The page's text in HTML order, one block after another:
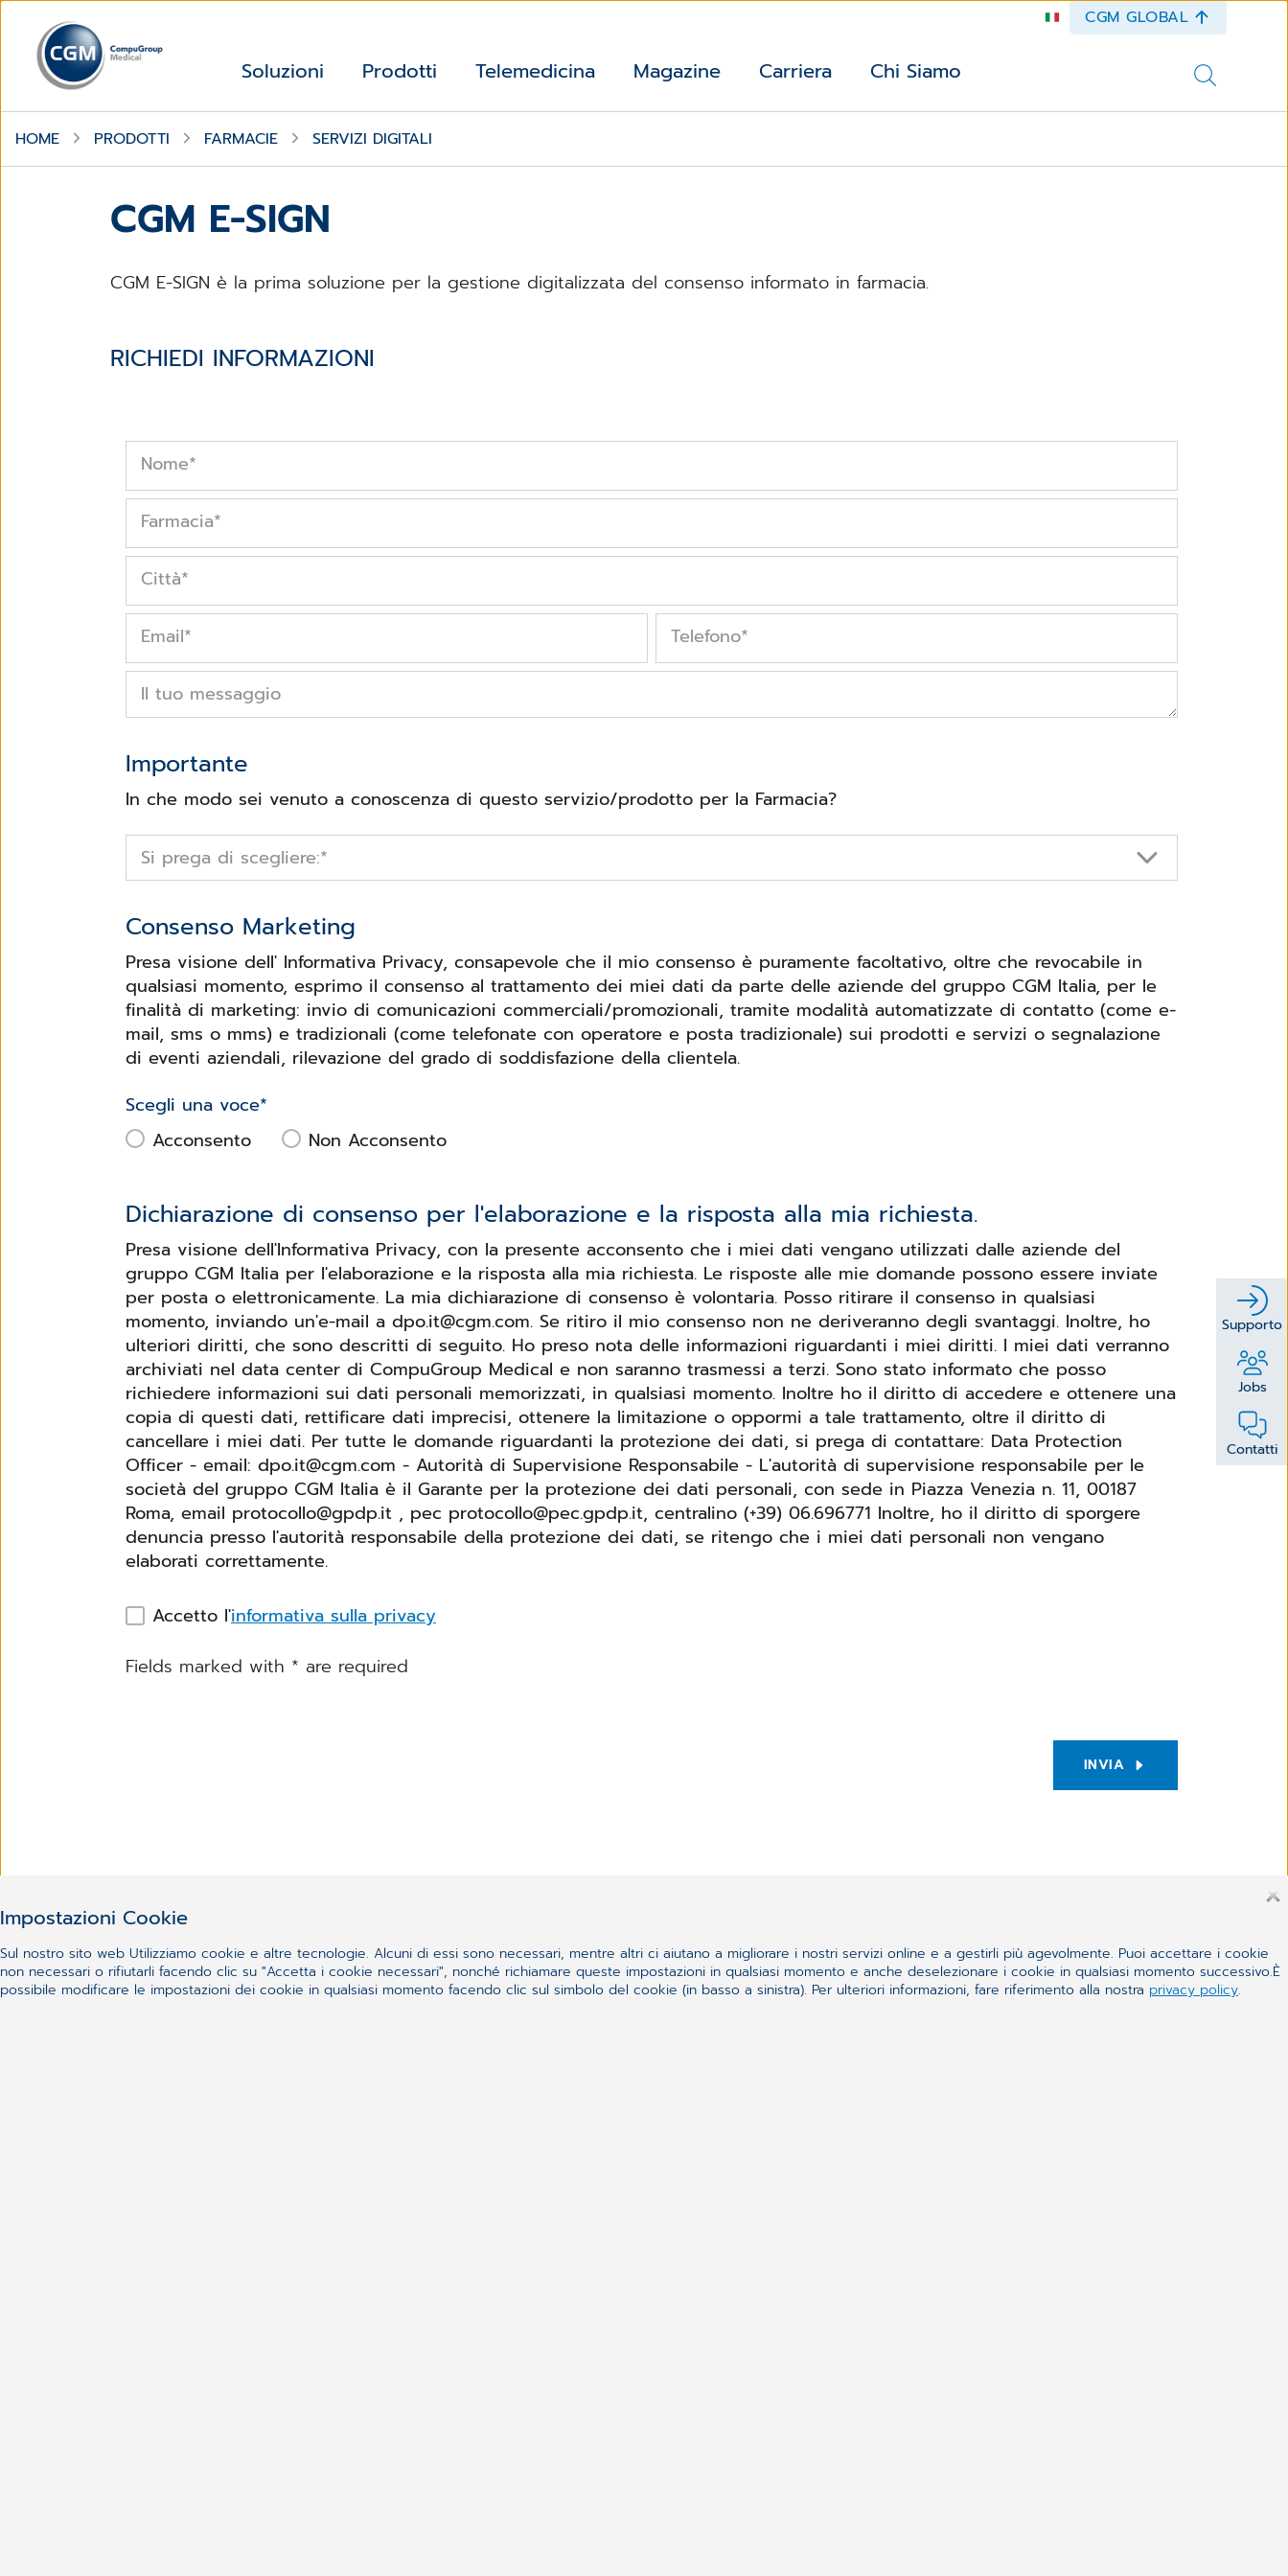
Supporto
Jobs
Contatti
CGM GLOBAL
Soluzioni Prodotti Telemedicina Magazine Carriera Chi Siamo
HOME PRODOTTI FARMACIE SERVIZI DIGITALI
CGM E-SIGN
CGM E-SIGN è la prima soluzione per la gestione digitalizzata del consenso informato in farmacia.
RICHIEDI INFORMAZIONI
Nome*
Farmacia*
Città*
Email* Telefono*
Il tuo messaggio
Importante
In che modo sei venuto a conoscenza di questo servizio/prodotto per la Farmacia?
Si prega di scegliere:*
Consenso Marketing
Presa visione dell' Informativa Privacy, consapevole che il mio consenso è puramente facoltativo, oltre che revocabile in
qualsiasi momento, esprimo il consenso al trattamento dei miei dati da parte delle aziende del gruppo CGM Italia, per le
finalità di marketing: invio di comunicazioni commerciali/promozionali, tramite modalità automatizzate di contatto (come e-
mail, sms o mms) e tradizionali (come telefonate con operatore e posta tradizionale) sui prodotti e servizi o segnalazione
di eventi aziendali, rilevazione del grado di soddisfazione della clientela.
Scegli una voce*
Acconsento
Non Acconsento
Dichiarazione di consenso per l'elaborazione e la risposta alla mia richiesta.
Presa visione dell'Informativa Privacy, con la presente acconsento che i miei dati vengano utilizzati dalle aziende del
gruppo CGM Italia per l'elaborazione e la risposta alla mia richiesta. Le risposte alle mie domande possono essere inviate
per posta o elettronicamente. La mia dichiarazione di consenso è volontaria. Posso ritirare il consenso in qualsiasi
momento, inviando un'e-mail a dpo.it@cgm.com. Se ritiro il mio consenso non ne deriveranno degli svantaggi. Inoltre, ho
ulteriori diritti, che sono descritti di seguito. Ho preso nota delle informazioni riguardanti i miei diritti. I miei dati verranno
archiviati nel data center di CompuGroup Medical e non saranno trasmessi a terzi. Sono stato informato che posso
richiedere informazioni sui dati personali memorizzati, in qualsiasi momento. Inoltre ho il diritto di accedere e ottenere una
copia di questi dati, rettificare dati imprecisi, ottenere la limitazione o oppormi a tale trattamento, oltre il diritto di
cancellare i miei dati. Per tutte le domande riguardanti la protezione dei dati, si prega di contattare: Data Protection
Officer - email: dpo.it@cgm.com - Autorità di Supervisione Responsabile - L'autorità di supervisione responsabile per le
società del gruppo CGM Italia è il Garante per la protezione dei dati personali, con sede in Piazza Venezia n. 11, 00187
Roma, email protocollo@gpdp.it , pec protocollo@pec.gpdp.it, centralino (+39) 06.696771 Inoltre, ho il diritto di sporgere
denuncia presso l'autorità responsabile della protezione dei dati, se ritengo che i miei dati personali non vengano
elaborati correttamente.
Accetto l'informativa sulla privacy
Fields marked with * are required
INVIA
Non sei riuscito a trovare quello che cercavi?
Impostazioni Cookie
Sul nostro sito web Utilizziamo cookie e altre tecnologie. Alcuni di essi sono necessari, mentre altri ci aiutano a migliorare i nostri servizi online e a gestirli più agevolmente. Puoi accettare i cookie
non necessari o rifiutarli facendo clic su "Accetta i cookie necessari", nonché richiamare queste impostazioni in qualsiasi momento e anche deselezionare i cookie in qualsiasi momento successivo.È
possibile modificare le impostazioni dei cookie in qualsiasi momento facendo clic sul simbolo del cookie (in basso a sinistra). Per ulteriori informazioni, fare riferimento alla nostra privacy policy.